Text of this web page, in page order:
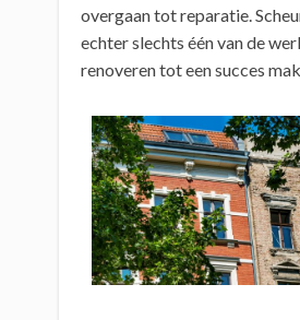
overgaan tot reparatie.
echter slechts één van de
renoveren tot een succes